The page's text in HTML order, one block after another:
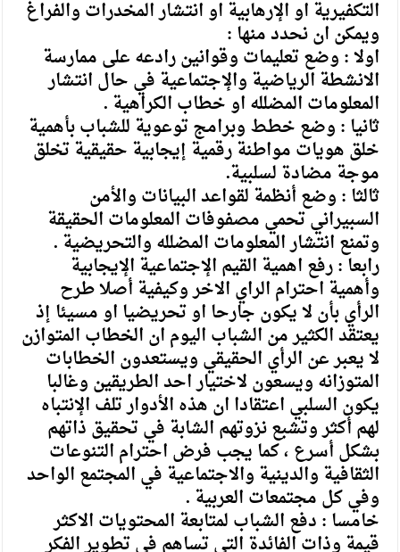
التكفيرية او الإرهابية او انتشار المخدرات والفراغ
ويمكن ان نحدد منها :
اولا : وضع تعليمات وقوانين رادعه على ممارسة
الانشطة الرياضية والإجتماعية في حال انتشار
المعلومات المضلله او خطاب الكراهية .
ثانيا : وضع خطط وبرامج توعوية للشباب بأهمية
خلق هويات مواطنة رقمية إيجابية حقيقية تخلق
موجة مضادة لسلبية.
ثالثا : وضع أنظمة لقواعد البيانات والأمن
السبيراني تحمي مصفوفات المعلومات الحقيقة
وتمنع انتشار المعلومات المضلله والتحريضية .
رابعا : رفع اهمية القيم الإجتماعية الإيجابية
وأهمية احترام الراي الاخر وكيفية أصلا طرح
الرأي بأن لا يكون جارحا او تحريضيا او مسيئا إذ
يعتقد الكثير من الشباب اليوم ان الخطاب المتوازن
لا يعبر عن الرأي الحقيقي ويستعدون الخطابات
المتوزانه ويسعون لاختيار احد الطريقين وغالبا
يكون السلبي اعتقادا ان هذه الأدوار تلف الإنتباه
لهم أكثر وتشبع نزوتهم الشابة في تحقيق ذاتهم
بشكل أسرع ، كما يجب فرض احترام التنوعات
الثقافية والدينية والاجتماعية في المجتمع الواحد
وفي كل مجتمعات العربية .
خامسا : دفع الشباب لمتابعة المحتويات الاكثر
قيمة وذات الفائدة التي تساهم في تطوير الفكر